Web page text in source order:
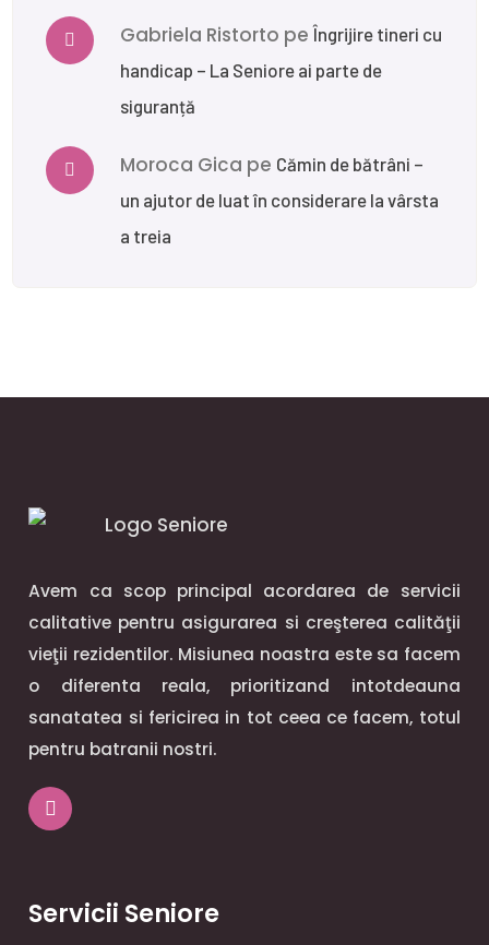
Gabriela Ristorto peÎngrijire tineri cu
handicap – La Seniore ai parte de
siguranță
Moroca Gica pe Cămin de bătrâni –
un ajutor de luat în considerare la vârsta
a treia
Avem ca scop principal acordarea de servicii
calitative pentru asigurarea si creşterea calităţii
vieţii rezidentilor. Misiunea noastra este sa facem
o diferenta reala, prioritizand intotdeauna
sanatatea si fericirea in tot ceea ce facem, totul
pentru batranii nostri.
Servicii Seniore